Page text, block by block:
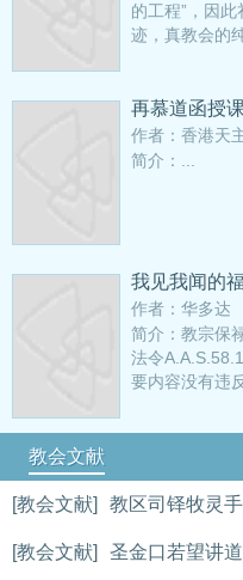
的工程”，因
迹，真教会
再慕道函授
作者：香港天
简介：...
我见我闻的
作者：华多达
简介：教宗保
法令
要内容没有违
教会文献
[教会文献] 教区司铎牧灵
[教会文献] 圣金口若望讲